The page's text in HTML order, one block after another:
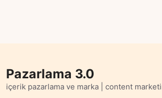
Pazarlama 3.0
içerik pazarlama ve marka | content